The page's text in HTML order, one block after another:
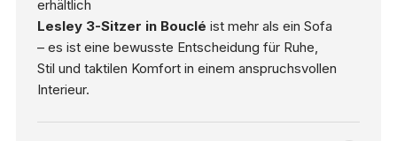
erhältlich
Lesley 3-Sitzer in Bouclé ist mehr als ein Sofa
– es ist eine bewusste Entscheidung für Ruhe,
Stil und taktilen Komfort in einem anspruchsvollen
Interieur.